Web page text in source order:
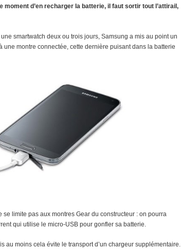
d’en recharger la batterie, il faut sortir tout l’attirail,
smartwatch deux ou trois jours, Samsung a mis au point un
montre connectée, cette dernière puisant dans la batterie
limite pas aux montres Gear du constructeur : on pourra
qui utilise le micro-USB pour gonfler sa batterie.
au moins cela évite le transport d’un chargeur supplémentaire.